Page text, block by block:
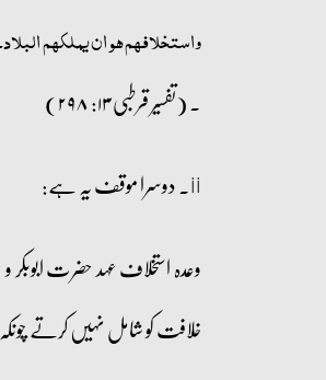
واستخلافہم ھو ان یملکہم
۔ (تفسیر قرطبی ۱۳: ۲۹۸)
ii۔ دوسرا موقف یہ ہے:
وعدہ استخلاف عہد حضرت
خلافت کو شامل نہیں کرتے